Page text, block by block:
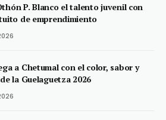
P. Blanco el talento juvenil con
de emprendimiento
a Chetumal con el color, sabor y
la Guelaguetza 2026